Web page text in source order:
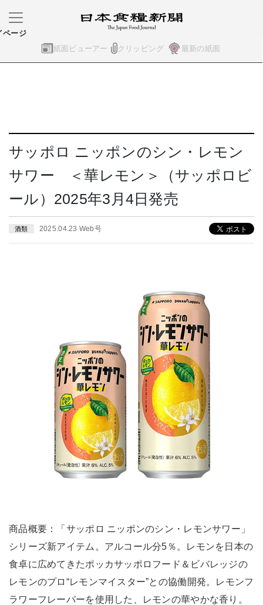
紙面ビューアー クリッピング 最新の紙面
ページ
サッポロ ニッポンのシン・レモン
サワー ＜華レモン＞（サッポロビ
ール）2025年3月4日発売
酒類 2025.04.23 Web号
商品概要：「サッポロ ニッポンのシン・レモンサワー」
シリーズ新アイテム。アルコール分5％。レモンを日本の
食卓に広めてきたポッカサッポロフード＆ビバレッジの
レモンのプロ“レモンマイスター”との協働開発。レモンフ
ラワーフレーバーを使用した、レモンの華やかな香り。